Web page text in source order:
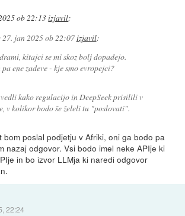
ob 22:13izjavil:
27. jan 2025 ob 22:07izjavil:
kitajci se mi skoz bolj dopadejo.
pa ene zadeve - kje smo evropejci?
kako regulacijo in DeepSeek prisilili v
v kolikor bodo še želeli tu "poslovati".
bom poslal podjetju v Afriki, oni ga bodo pa
nazaj odgovor. Vsi bodo imel neke APIje ki
in bo izvor LLMja ki naredi odgovor
22:24